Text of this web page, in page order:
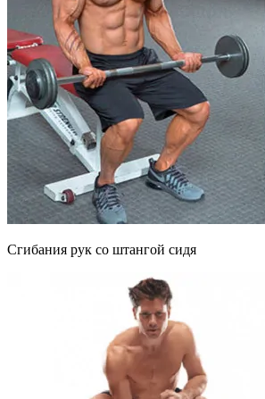
Сгибания рук со штангой сидя